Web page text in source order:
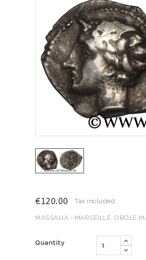
€120.00 Tax included
MASSALIA - MARSEILLE, OBOLE
Quantity